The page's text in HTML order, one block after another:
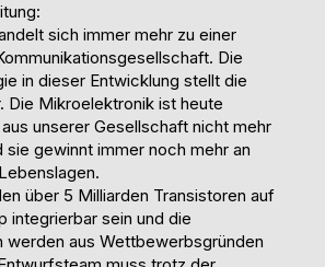
sich immer mehr zu einer
Die
in dieser Entwicklung stellt die
Die Mikroelektronik ist heute
unserer Gesellschaft nicht mehr
sie gewinnt immer noch mehr an
über 5 Milliarden Transistoren auf
integrierbar sein und die
werden aus Wettbewerbsgründen